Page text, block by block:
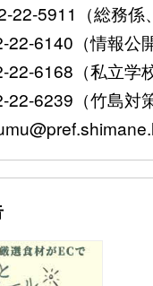
廻罷帰候事
当春竹嶋江渡海被申付由得
遣わされ候由過分の至候事
帰り候事
22-5911（総務
（情報公開
（私立学校
（竹島対策